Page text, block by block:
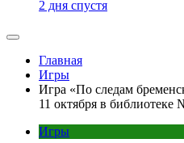
2 дня спустя
Главная
Игры
Игра «По следам
11 октября в библиотеке
Игры